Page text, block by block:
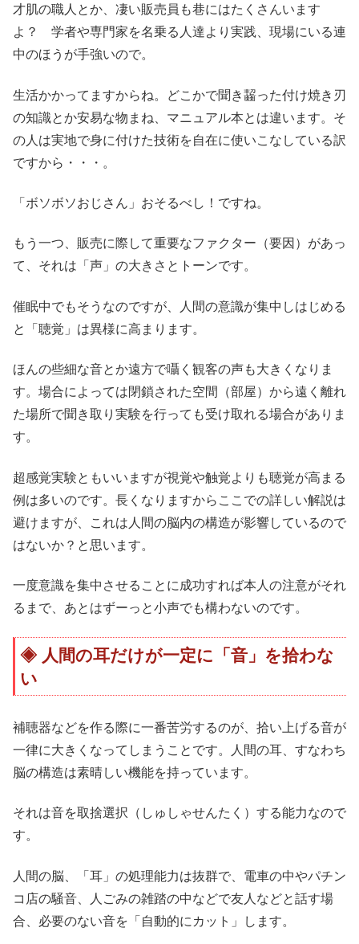
才肌の職人とか、凄い販売員も巷にはたくさんいます
よ？ 学者や専門家を名乗る人達より実践、現場にいる連
中のほうが手強いので。
生活かかってますからね。どこかで聞き齧った付け焼き刃
の知識とか安易な物まね、マニュアル本とは違います。そ
の人は実地で身に付けた技術を自在に使いこなしている訳
ですから・・・。
「ボソボソおじさん」おそるべし！ですね。
もう一つ、販売に際して重要なファクター（要因）があっ
て、それは「声」の大きさとトーンです。
催眠中でもそうなのですが、人間の意識が集中しはじめる
と「聴覚」は異様に高まります。
ほんの些細な音とか遠方で囁く観客の声も大きくなりま
す。場合によっては閉鎖された空間（部屋）から遠く離れ
た場所で聞き取り実験を行っても受け取れる場合がありま
す。
超感覚実験ともいいますが視覚や触覚よりも聴覚が高まる
例は多いのです。長くなりますからここでの詳しい解説は
避けますが、これは人間の脳内の構造が影響しているので
はないか？と思います。
一度意識を集中させることに成功すれば本人の注意がそれ
るまで、あとはずーっと小声でも構わないのです。
人間の耳だけが一定に「音」を拾わな
い
補聴器などを作る際に一番苦労するのが、拾い上げる音が
一律に大きくなってしまうことです。人間の耳、すなわち
脳の構造は素晴しい機能を持っています。
それは音を取捨選択（しゅしゃせんたく）する能力なので
す。
人間の脳、「耳」の処理能力は抜群で、電車の中やパチン
コ店の騒音、人ごみの雑踏の中などで友人などと話す場
合、必要のない音を「自動的にカット」します。